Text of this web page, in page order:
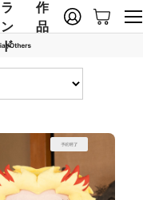
ラ
ン
ド
作
品